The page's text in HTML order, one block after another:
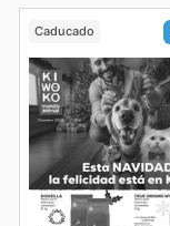
Caducado